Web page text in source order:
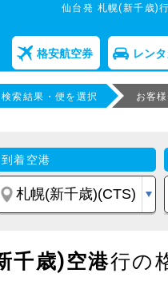
仙台発 札幌(新千歳)
格安航空券 レン
検索結果・便を選択 お客
到着空港
千歳)空港行の